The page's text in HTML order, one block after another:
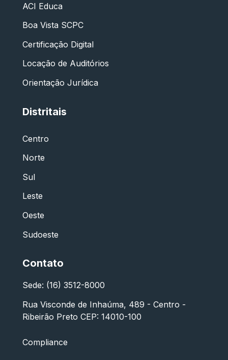
ACI Educa
Boa Vista SCPC
Certificação Digital
Locação de Auditórios
Orientação Jurídica
Distritais
Centro
Norte
Sul
Leste
Oeste
Sudoeste
Contato
Sede: (16) 3512-8000
Rua Visconde de Inhaúma, 489 - Centro -
Ribeirão Preto CEP: 14010-100
Compliance